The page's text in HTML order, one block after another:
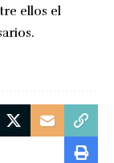
ellos el